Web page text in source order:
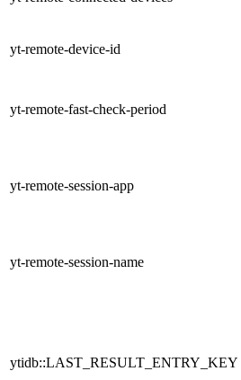
yt-remote-device-id
yt-remote-fast-check-period
yt-remote-session-app
yt-remote-session-name
ytidb::LAST_RESULT_ENTRY_KEY